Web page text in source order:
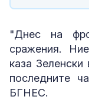
"Днес на
сражения.
каза
последните
БГНЕС.